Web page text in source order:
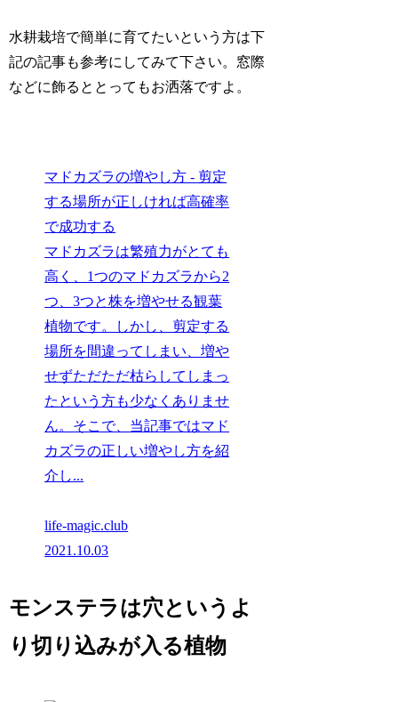
水耕栽培で簡単に育てたいという方は下
記の記事も参考にしてみて下さい。窓際
などに飾るととってもお洒落ですよ。
マドカズラの増やし方 - 剪定
する場所が正しければ高確率
で成功する
マドカズラは繁殖力がとても
高く、1つのマドカズラから2
つ、3つと株を増やせる観葉
植物です。しかし、剪定する
場所を間違ってしまい、増や
せずただただ枯らしてしまっ
たという方も少なくありませ
ん。そこで、当記事ではマド
カズラの正しい増やし方を紹
介し...
life-magic.club
2021.10.03
モンステラは穴というよ
り切り込みが入る植物